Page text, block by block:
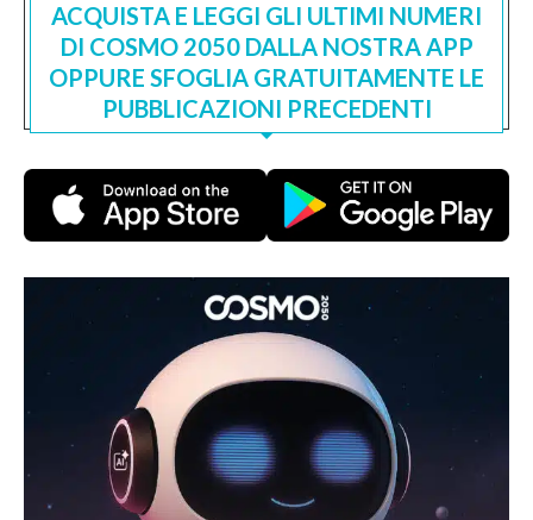
ACQUISTA E LEGGI GLI ULTIMI NUMERI
DI COSMO 2050 DALLA NOSTRA APP
OPPURE SFOGLIA GRATUITAMENTE LE
PUBBLICAZIONI PRECEDENTI